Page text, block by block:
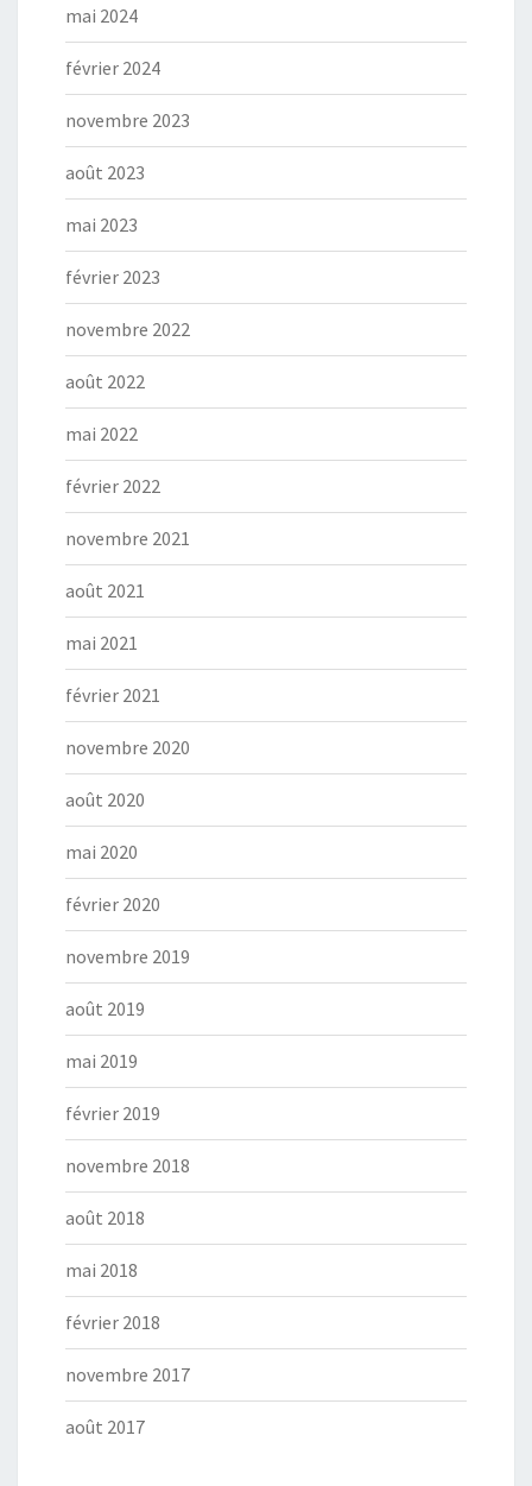
mai 2024
février 2024
novembre 2023
août 2023
mai 2023
février 2023
novembre 2022
août 2022
mai 2022
février 2022
novembre 2021
août 2021
mai 2021
février 2021
novembre 2020
août 2020
mai 2020
février 2020
novembre 2019
août 2019
mai 2019
février 2019
novembre 2018
août 2018
mai 2018
février 2018
novembre 2017
août 2017